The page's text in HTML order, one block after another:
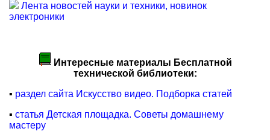
Лента новостей науки и техники, новинок
электроники
Интересные материалы Бесплатной
технической библиотеки:
▪ раздел сайта Искусство видео. Подборка статей
▪ статья Детская площадка. Советы домашнему
мастеру